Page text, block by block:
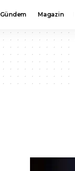
Gündem Magazin